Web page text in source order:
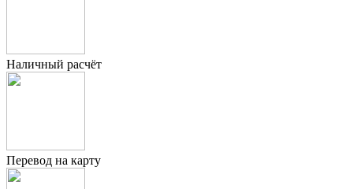
Наличный расчёт
Перевод на карту